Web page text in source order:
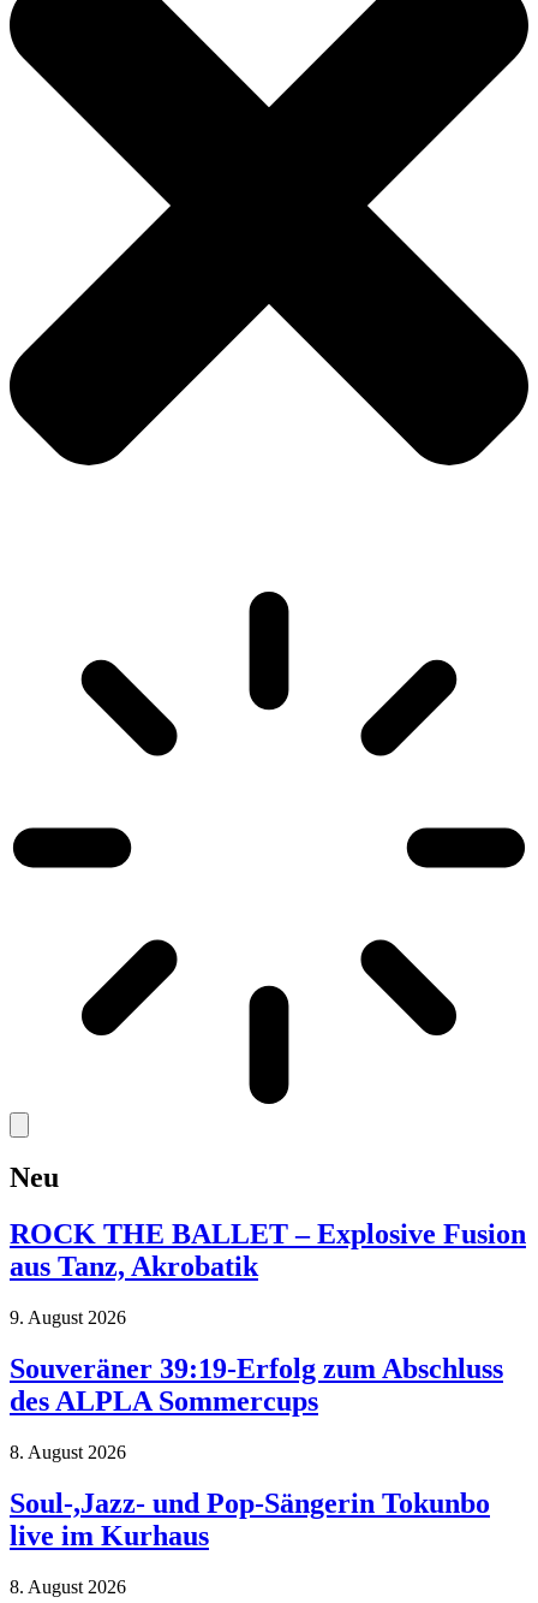
Neu
ROCK THE BALLET – Explosive Fusion
aus Tanz, Akrobatik
9. August 2026
Souveräner 39:19-Erfolg zum Abschluss
des ALPLA Sommercups
8. August 2026
Soul-,Jazz- und Pop-Sängerin Tokunbo
live im Kurhaus
8. August 2026